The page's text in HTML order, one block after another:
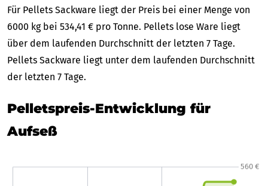
Für Pellets Sackware liegt der Preis bei einer Menge von
6000 kg bei 534,41 € pro Tonne. Pellets lose Ware liegt
über dem laufenden Durchschnitt der letzten 7 Tage.
Pellets Sackware liegt unter dem laufenden Durchschnitt
der letzten 7 Tage.
Pelletspreis-Entwicklung für
Aufseß